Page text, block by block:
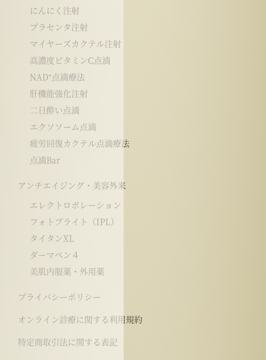
にんにく注射
プラセンタ注射
マイヤーズカクテル注射
高濃度ビタミンC点滴
NAD⁺点滴療法
肝機能強化注射
二日酔い点滴
エクソソーム点滴
疲労回復カクテル点滴療法
点滴Bar
アンチエイジング・美容外来
エレクトロポレーション
フォトブライト（IPL）
タイタンXL
ダーマペン４
美肌内服薬・外用薬
プライバシーポリシー
オンライン診療に関する利用規約
特定商取引法に関する表記